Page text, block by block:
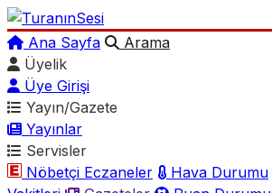
Ana Sayfa
Arama
Üyelik
Üye Girişi
Yayın/Gazete
Yayınlar
Servisler
Nöbetçi Eczaneler
Hava Durumu